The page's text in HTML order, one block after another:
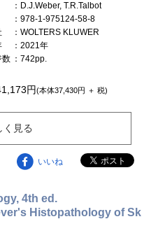
：D.J.Weber, T.R.Talbot
：978-1-975124-58-8
：WOLTERS KLUWER
：2021年
数 ：742pp.
円(本体37,430円 ＋ 税)
く見る
いいね
4th ed.
Histopathology of Sk